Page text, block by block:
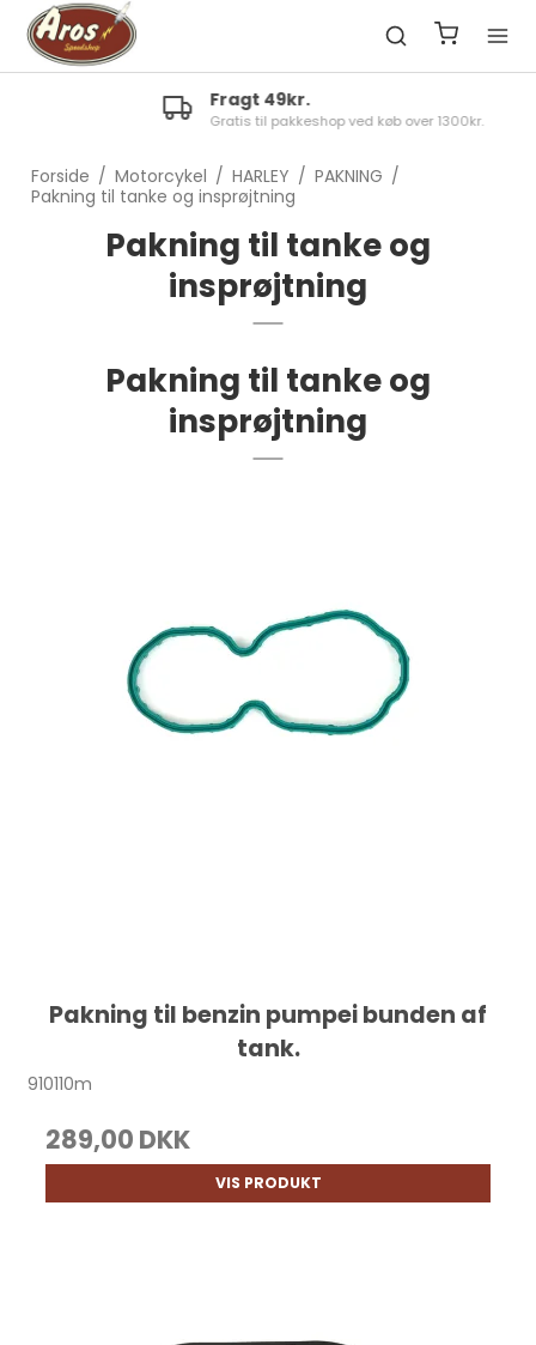
Fragt 49kr.
Gratis til pakkeshop ved køb over 1300kr.
Forside / Motorcykel / HARLEY / PAKNING /
Pakning til tanke og insprøjtning
Pakning til tanke og
insprøjtning
Pakning til tanke og
insprøjtning
Pakning til benzin pumpei bunden af
tank.
910110m
289,00 DKK
VIS PRODUKT